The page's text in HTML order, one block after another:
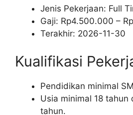
Jenis Pekerjaan: Full
Gaji: Rp4.500.000 – Rp
Terakhir: 2026-11-30
Kualifikasi
Pendidikan minimal
Usia minimal 18 tahun
tahun.